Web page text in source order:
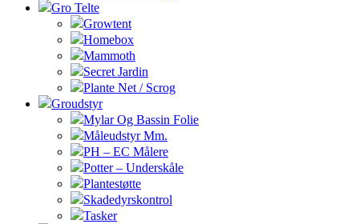
Gro Telte
Growtent
Homebox
Mammoth
Secret Jardin
Plante Net / Scrog
Groudstyr
Mylar Og Bassin Folie
Måleudstyr Mm.
PH – EC Målere
Potter – Underskåle
Plantestøtte
Skadedyrskontrol
Tasker